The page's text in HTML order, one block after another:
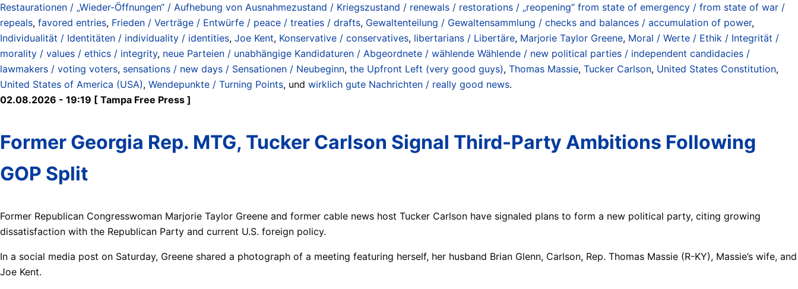
Restaurationen / „Wieder-Öffnungen“ / Aufhebung von Ausnahmezustand / Kriegszustand / renewals / restorations / „reopening“ from state of emergency / from state of war /
repeals, favored entries, Frieden / Verträge / Entwürfe / peace / treaties / drafts, Gewaltenteilung / Gewaltensammlung / checks and balances / accumulation of power,
Individualität / Identitäten / individuality / identities, Joe Kent, Konservative / conservatives, libertarians / Libertäre, Marjorie Taylor Greene, Moral / Werte / Ethik / Integrität /
morality / values / ethics / integrity, neue Parteien / unabhängige Kandidaturen / Abgeordnete / wählende Wählende / new political parties / independent candidacies /
lawmakers / voting voters, sensations / new days / Sensationen / Neubeginn, the Upfront Left (very good guys), Thomas Massie, Tucker Carlson, United States Constitution,
United States of America (USA), Wendepunkte / Turning Points, und wirklich gute Nachrichten / really good news.
02.08.2026 - 19:19 [ Tampa Free Press ]
Former Georgia Rep. MTG, Tucker Carlson Signal Third-Party Ambitions Following
GOP Split
Former Republican Congresswoman Marjorie Taylor Greene and former cable news host Tucker Carlson have signaled plans to form a new political party, citing growing
dissatisfaction with the Republican Party and current U.S. foreign policy.
In a social media post on Saturday, Greene shared a photograph of a meeting featuring herself, her husband Brian Glenn, Carlson, Rep. Thomas Massie (R-KY), Massie’s wife, and
Joe Kent.